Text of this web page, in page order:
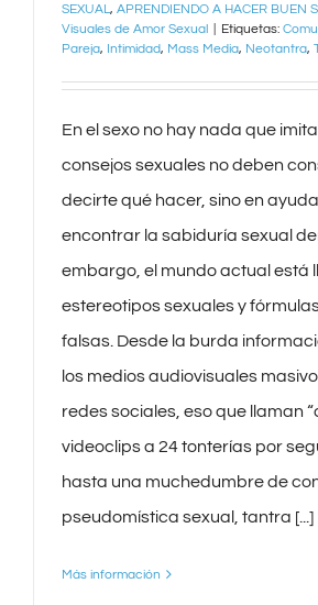
SEXUAL, APRENDIENDO A HACER BUEN
Visuales de Amor Sexual
Etiquetas:
Pareja, Intimidad, Mass Media, Neotantra,
En el sexo no hay nada que
consejos sexuales no deben
decirte qué hacer, sino en
encontrar la sabiduría sexual
embargo, el mundo actual está
estereotipos sexuales y
falsas. Desde la burda
los medios audiovisuales
redes sociales, eso que llaman
videoclips a 24 tonterías por
hasta una muchedumbre de
pseudomística sexual, tantra [...]
Más información